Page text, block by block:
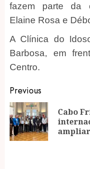
fazem parte da
Elaine Rosa e
A Clínica do
Barbosa, em
Centro.
Post
navigation
Previous
Cabo